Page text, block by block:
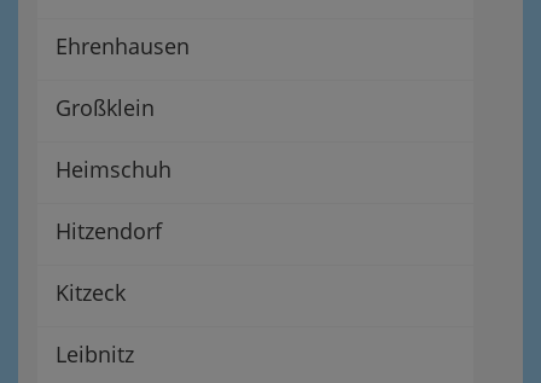
Ehrenhausen
Großklein
Heimschuh
Hitzendorf
Kitzeck
Leibnitz